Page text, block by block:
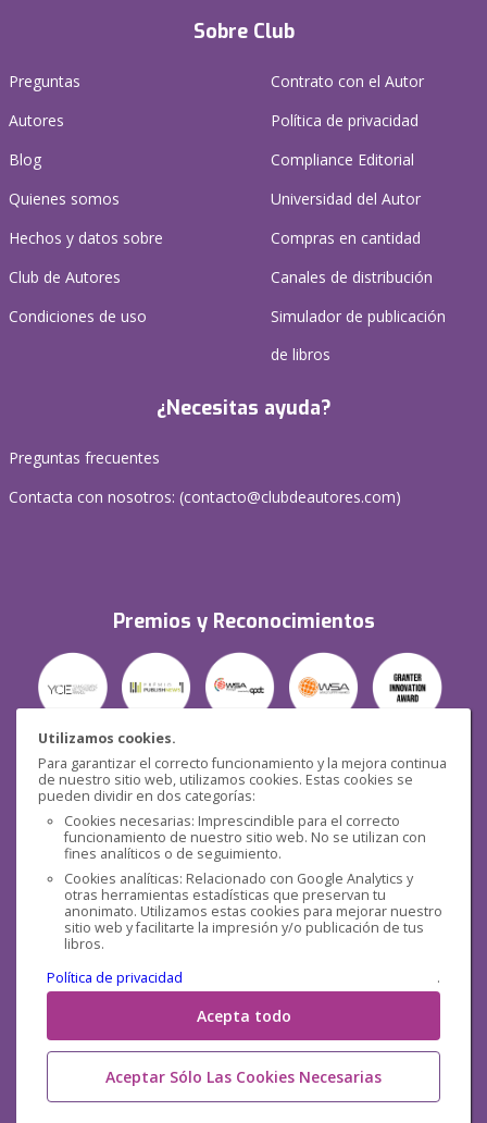
Utilizamos cookies.
Para garantizar el correcto funcionamiento y la mejora continua
de nuestro sitio web, utilizamos cookies. Estas cookies se
pueden dividir en dos categorías:
Cookies necesarias: Imprescindible para el correcto
funcionamiento de nuestro sitio web. No se utilizan con
fines analíticos o de seguimiento.
Cookies analíticas: Relacionado con Google Analytics y
otras herramientas estadísticas que preservan tu
anonimato. Utilizamos estas cookies para mejorar nuestro
sitio web y facilitarte la impresión y/o publicación de tus
libros.
Política de privacidad
.
Acepta todo
Aceptar Sólo Las Cookies Necesarias
Sobre Club
Preguntas
Autores
Blog
Quienes somos
Hechos y datos sobre
Club de Autores
Condiciones de uso
Contrato con el Autor
Política de privacidad
Compliance Editorial
Universidad del Autor
Compras en cantidad
Canales de distribución
Simulador de publicación
de libros
¿Necesitas ayuda?
Preguntas frecuentes
Contacta con nosotros: (contacto@clubdeautores.com)
Premios y Reconocimientos
Seguridad
Redes sociales